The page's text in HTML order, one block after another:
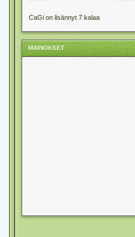
CaGi on lisännyt 7 kalaa
MAINOKSET